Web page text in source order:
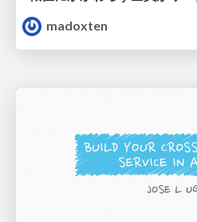
madoxten